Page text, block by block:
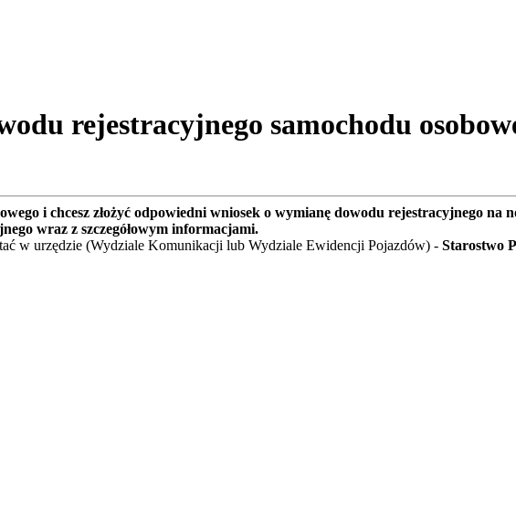
rejestracyjnego samochodu
i chcesz złożyć odpowiedni wniosek o wymianę dowodu rejestracyjnego
wraz z szczegółowym informacjami.
w urzędzie (Wydziale Komunikacji lub Wydziale Ewidencji Pojazdów) - Starostwo